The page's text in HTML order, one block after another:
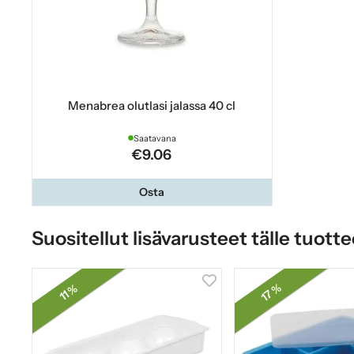
Menabrea olutlasi jalassa 40 cl
Saatavana
€9.06
Osta
Suositellut lisävarusteet tälle
11 % 17 %